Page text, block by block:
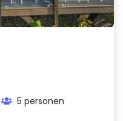
5 personen